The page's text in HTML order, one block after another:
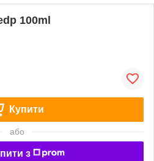
100ml
Купити
або
з